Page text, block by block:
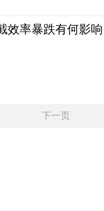
效率暴跌有何影
下一页